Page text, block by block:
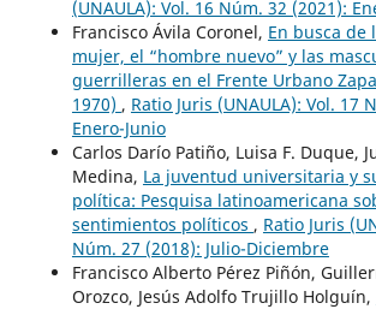
(UNAULA): Vol. 16 Núm. 32 (2021):
Francisco Ávila Coronel, En busca de
mujer, el “hombre nuevo” y las
guerrilleras en el Frente Urbano
1970) , Ratio Juris (UNAULA): Vol. 17
Enero-Junio
Carlos Darío Patiño, Luisa F. Duque,
Medina, La juventud universitaria y
política: Pesquisa latinoamericana
sentimientos políticos , Ratio Juris
Núm. 27 (2018): Julio-Diciembre
Francisco Alberto Pérez Piñón,
Orozco, Jesús Adolfo Trujillo Holguín,